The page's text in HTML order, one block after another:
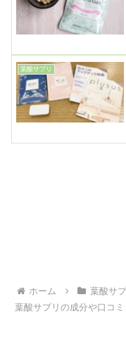
葉酸サプリ
ホーム 葉酸サ
葉酸サプリの成分や口コ